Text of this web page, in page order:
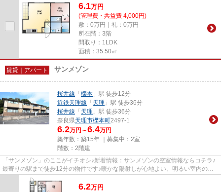
6.1万円
(管理費・共益費 4,000円)
敷：0万円｜礼：0万円
所在階：3階
間取り：1LDK
面積：35.50㎡
賃貸｜アパート サンメゾン
桜井線 「 櫟本 」駅 徒歩12分
近鉄天理線 「 天理 」駅 徒歩36分
桜井線 「 天理 」駅 徒歩36分
奈良県天理市櫟本町2497-1
6.2万円～6.4万円
築年数：築15年 ｜募集中： 2室
階数：2階建
「サンメゾン」のここがイチオシ♪新着情報：サンメゾンの空室情報ならコチラ♪
最寄りの駅まで徒歩12分の物件です♪暖かな陽射しが心地よい、明るい室内の物
件です♪天理市にある賃貸情報...
6.2万円